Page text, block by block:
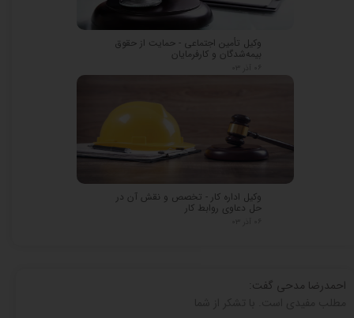
وکیل تأمین اجتماعی - حمایت از حقوق
بیمه‌شدگان و کارفرمایان
وکیل اداره کار - تخصص و نقش آن در
حل دعاوی روابط کار
احمدرضا مدحی گفت: